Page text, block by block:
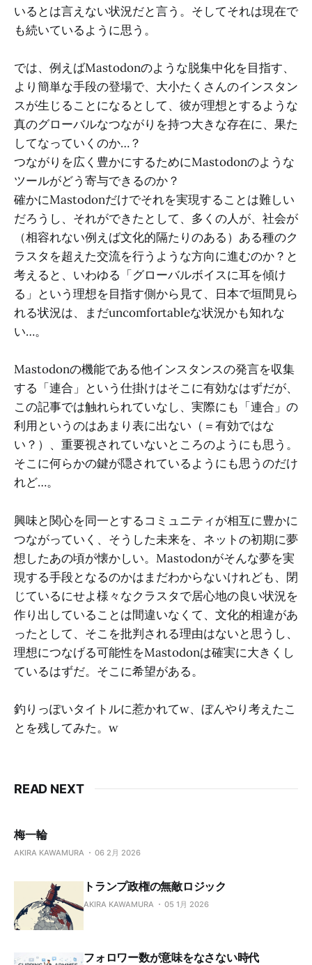
いるとは言えない状況だと言う。そしてそれは現在で
も続いているように思う。
では、例えばMastodonのような脱集中化を目指す、
より簡単な手段の登場で、大小たくさんのインスタン
スが生じることになるとして、彼が理想とするような
真のグローバルなつながりを持つ大きな存在に、果た
してなっていくのか…？
つながりを広く豊かにするためにMastodonのような
ツールがどう寄与できるのか？
確かにMastodonだけでそれを実現することは難しい
だろうし、それができたとして、多くの人が、社会が
（相容れない例えば文化的隔たりのある）ある種のク
ラスタを超えた交流を行うような方向に進むのか？と
考えると、いわゆる「グローバルボイスに耳を傾け
る」という理想を目指す側から見て、日本で垣間見ら
れる状況は、まだuncomfortableな状況かも知れな
い…。
Mastodonの機能である他インスタンスの発言を収集
する「連合」という仕掛けはそこに有効なはずだが、
この記事では触れられていなし、実際にも「連合」の
利用というのはあまり表に出ない（＝有効ではな
い？）、重要視されていないところのようにも思う。
そこに何らかの鍵が隠されているようにも思うのだけ
れど…。
興味と関心を同一とするコミュニティが相互に豊かに
つながっていく、そうした未来を、ネットの初期に夢
想したあの頃が懐かしい。Mastodonがそんな夢を実
現する手段となるのかはまだわからないけれども、閉
じているにせよ様々なクラスタで居心地の良い状況を
作り出していることは間違いなくて、文化的相違があ
ったとして、そこを批判される理由はないと思うし、
理想につなげる可能性をMastodonは確実に大きくし
ているはずだ。そこに希望がある。
釣りっぽいタイトルに惹かれてw、ぼんやり考えたこ
とを残してみた。w
READ NEXT
梅一輪
AKIRA KAWAMURA 06 2月 2026
トランプ政権の無敵ロジック
AKIRA KAWAMURA 05 1月 2026
フォロワー数が意味をなさない時代